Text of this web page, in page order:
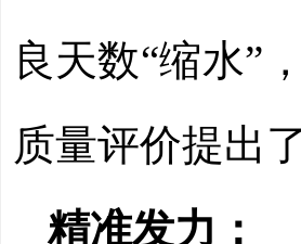
良天数“缩水”
质量评价提出
精准发力：